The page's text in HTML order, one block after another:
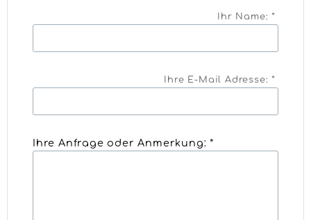
Ihr Name: *
Ihre E-Mail Adresse: *
Ihre Anfrage oder Anmerkung: *